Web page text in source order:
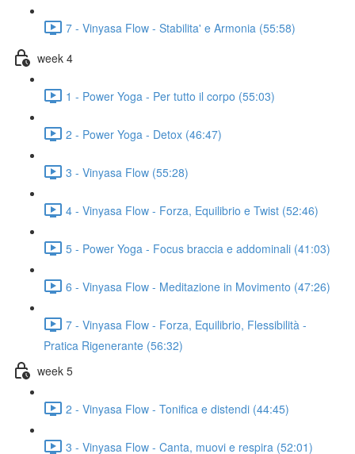
7 - Vinyasa Flow - Stabilita' e Armonia (55:58)
week 4
1 - Power Yoga - Per tutto il corpo (55:03)
2 - Power Yoga - Detox (46:47)
3 - Vinyasa Flow (55:28)
4 - Vinyasa Flow - Forza, Equilibrio e Twist (52:46)
5 - Power Yoga - Focus braccia e addominali (41:03)
6 - Vinyasa Flow - Meditazione in Movimento (47:26)
7 - Vinyasa Flow - Forza, Equilibrio, Flessibilità -
Pratica Rigenerante (56:32)
week 5
2 - Vinyasa Flow - Tonifica e distendi (44:45)
3 - Vinyasa Flow - Canta, muovi e respira (52:01)